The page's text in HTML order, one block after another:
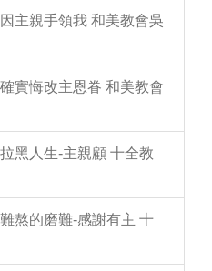
主親手領我 和美教會吳
實悔改主恩眷 和美教會
黑人生-主親顧 十全教
熬的磨難-感謝有主 十